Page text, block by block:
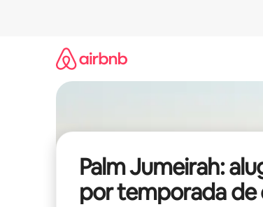
Palm Jumeirah:
por temporada de